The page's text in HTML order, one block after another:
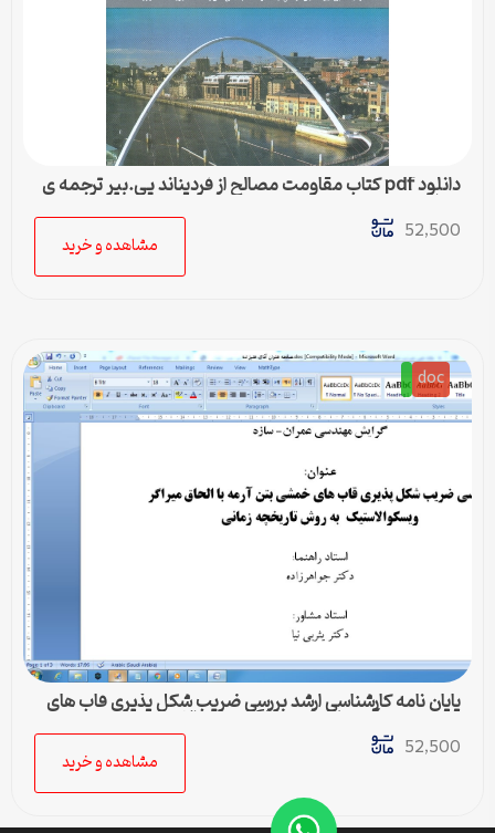
دانلود pdf کتاب مقاومت مصالح از فرديناند پی.بير ترجمه ی
بهرام پوستی
52,500
مشاهده و خرید
doc
پایان نامه کارشناسی ارشد بررسی ضریب شکل پذیری قاب های
خمشی بتن آرمه با الحاق میراگر ویسکوالاستیک به روش
تاریخچه زمانی
52,500
مشاهده و خرید